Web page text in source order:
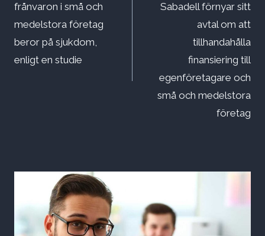
frånvaron i små och
medelstora företag
beror på sjukdom,
enligt en studie
Sabadell förnyar sitt
avtal om att
tillhandahålla
finansiering till
egenföretagare och
små och medelstora
företag